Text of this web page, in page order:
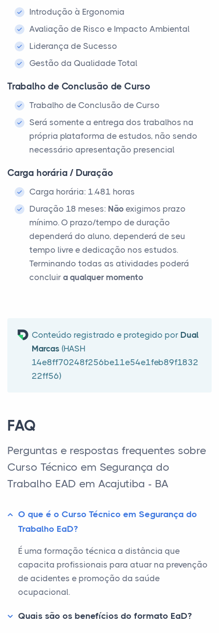
Introdução à Ergonomia
Avaliação de Risco e Impacto Ambiental
Liderança de Sucesso
Gestão da Qualidade Total
Trabalho de Conclusão de Curso
Trabalho de Conclusão de Curso
Será somente a entrega dos trabalhos na
própria plataforma de estudos, não sendo
necessário apresentação presencial
Carga horária / Duração
Carga horária: 1.481 horas
Duração 18 meses: Não exigimos prazo
mínimo. O prazo/tempo de duração
dependerá do aluno, dependerá de seu
tempo livre e dedicação nos estudos.
Terminando todas as atividades poderá
concluir a qualquer momento
Conteúdo registrado e protegido por Dual
Marcas (HASH
14e8ff70248f256be11e54e1feb89f1832
22ff56)
FAQ
Perguntas e respostas frequentes sobre
Curso Técnico em Segurança do
Trabalho EAD em Acajutiba - BA
O que é o Curso Técnico em Segurança do
Trabalho EaD?
É uma formação técnica a distância que
capacita profissionais para atuar na prevenção
de acidentes e promoção da saúde
ocupacional.
Quais são os benefícios do formato EaD?